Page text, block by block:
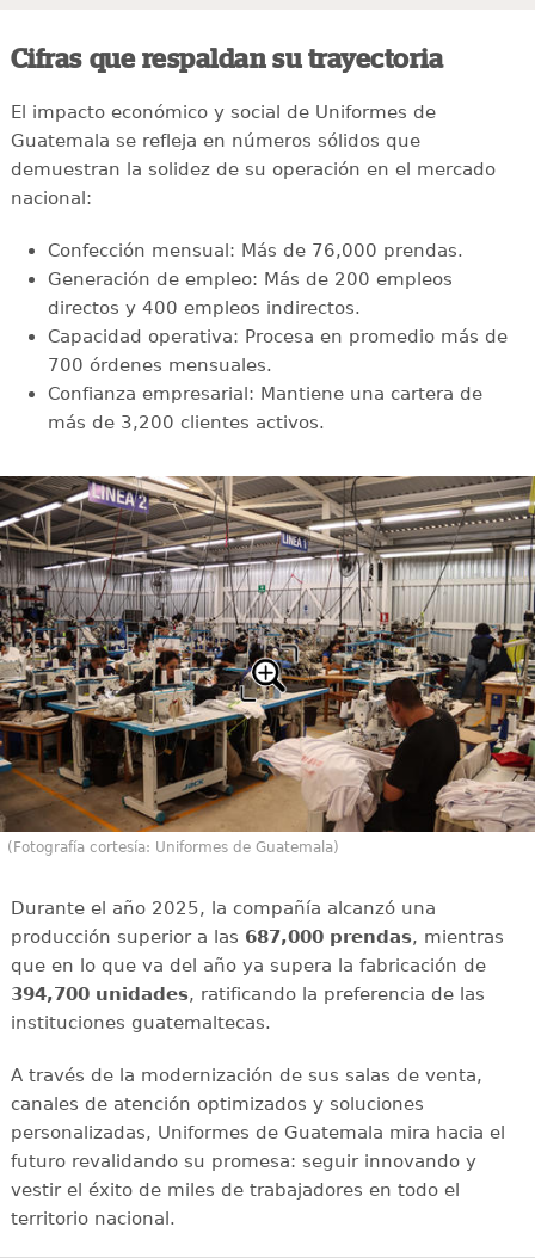
Cifras que respaldan su trayectoria
El impacto económico y social de Uniformes de
Guatemala se refleja en números sólidos que
demuestran la solidez de su operación en el mercado
nacional:
Confección mensual: Más de 76,000 prendas.
Generación de empleo: Más de 200 empleos
directos y 400 empleos indirectos.
Capacidad operativa: Procesa en promedio más de
700 órdenes mensuales.
Confianza empresarial: Mantiene una cartera de
más de 3,200 clientes activos.
(Fotografía cortesía: Uniformes de Guatemala)
Durante el año 2025, la compañía alcanzó una
producción superior a las 687,000 prendas, mientras
que en lo que va del año ya supera la fabricación de
394,700 unidades, ratificando la preferencia de las
instituciones guatemaltecas.
A través de la modernización de sus salas de venta,
canales de atención optimizados y soluciones
personalizadas, Uniformes de Guatemala mira hacia el
futuro revalidando su promesa: seguir innovando y
vestir el éxito de miles de trabajadores en todo el
territorio nacional.